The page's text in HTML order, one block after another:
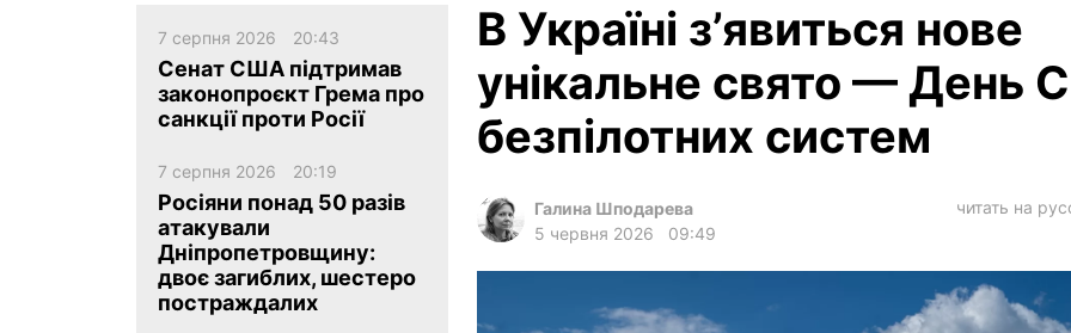
суспільство
економіка
події
кримінал
лонгріди
В Україні з’явиться нове
унікальне свято — День
безпілотних систем
Галина Шподарева
5 червня 2026
09:49
читать на
7 серпня 2026 20:43
Сенат США підтримав
законопроєкт Грема про
санкції проти Росії
7 серпня 2026 20:19
Росіяни понад 50 разів
атакували
Дніпропетровщину:
двоє загиблих, шестеро
постраждалих